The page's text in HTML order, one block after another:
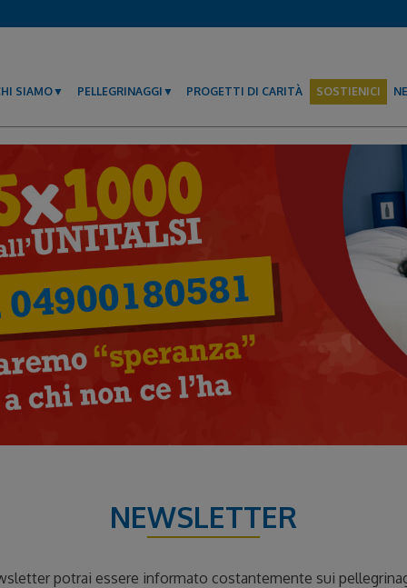
SIAMO PELLEGRINAGGI PROGETTI DI CARITÀ SOSTIENICI
NEWSLETTER
potrai essere informato costantemente sui